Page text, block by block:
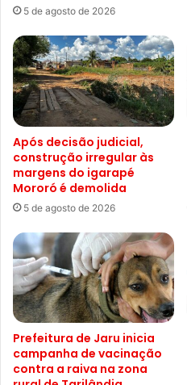
5 de agosto de 2026
Após decisão judicial,
construção irregular às
margens do igarapé
Mororó é demolida
5 de agosto de 2026
Prefeitura de Jaru inicia
campanha de vacinação
contra a raiva na zona